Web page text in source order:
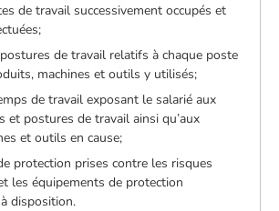
de travail successivement occupés et
de travail relatifs à chaque poste
machines et outils y utilisés;
de travail exposant le salarié aux
et postures de travail ainsi qu’aux
et outils en cause;
protection prises contre les risques
les équipements de protection
disposition.